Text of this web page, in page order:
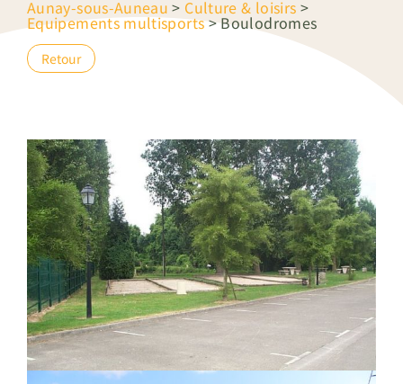
Aunay-sous-Auneau > Culture & loisirs >
Equipements multisports>Boulodromes
Retour